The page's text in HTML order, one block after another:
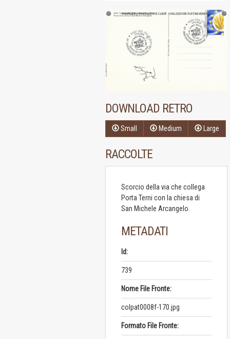
DOWNLOAD RETRO
Small Medium Large
RACCOLTE
Scorcio della via che collega
Porta Terni con la chiesa di
San Michele Arcangelo.
METADATI
Id:
739
Nome File Fronte:
colpat0008f-170.jpg
Formato File Fronte: